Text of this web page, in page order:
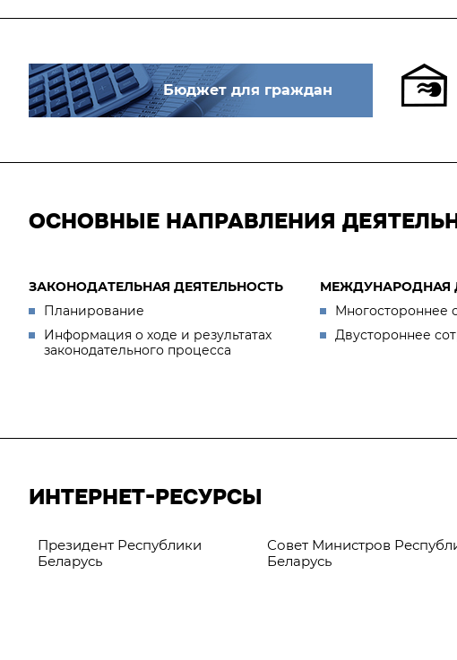
Бюджет для граждан
ОСНОВНЫЕ НАПРАВЛЕНИЯ
ЗАКОНОДАТЕЛЬНАЯ ДЕЯТЕЛЬНОСТЬ
Планирование
Информация о ходе и результатах
законодательного процесса
МЕЖДУНАРОДНАЯ
Многостороннее
Двустороннее
ИНТЕРНЕТ-РЕСУРСЫ
Президент Республики
Беларусь
Совет Министров
Беларусь